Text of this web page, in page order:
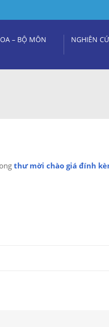
– BỘ MÔN NGHIÊN
thư mời chào giá đính